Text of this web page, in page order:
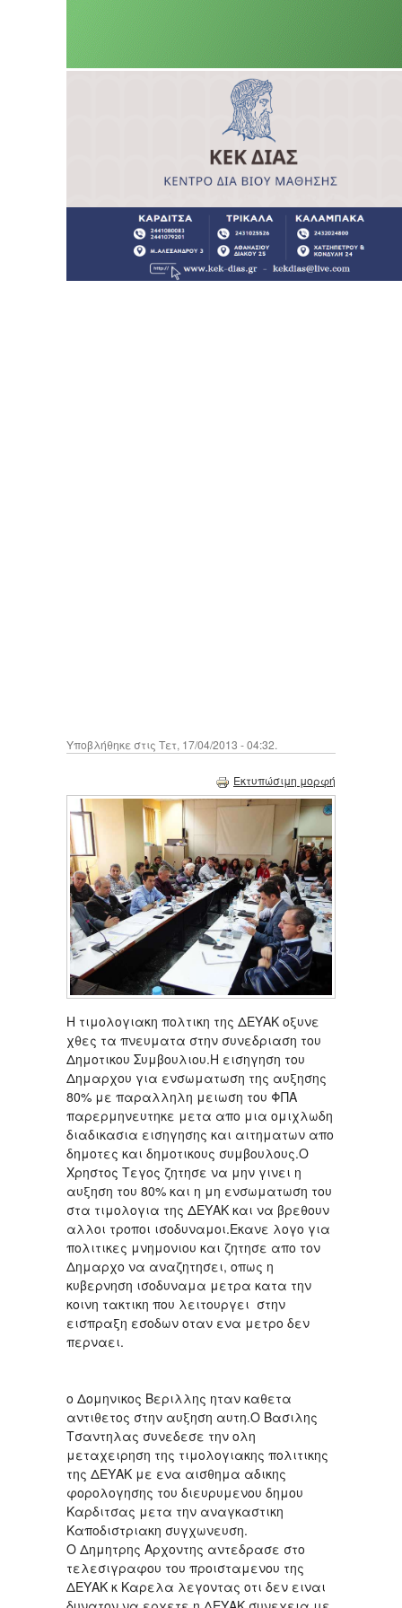
Υποβλήθηκε στις Τετ, 17/04/2013 - 04:32.
Εκτυπώσιμη μορφή
Η τιμολογιακη πολτικη της ΔΕΥΑΚ οξυνε
χθες τα πνευματα στην συνεδριαση του
Δημοτικου Συμβουλιου.Η εισηγηση του
Δημαρχου για ενσωματωση της αυξησης
80% με παραλληλη μειωση του ΦΠΑ
παρερμηνευτηκε μετα απο μια ομιχλωδη
διαδικασια εισηγησης και αιτηματων απο
δημοτες και δημοτικους συμβουλους.Ο
Χρηστος Τεγος ζητησε να μην γινει η
αυξηση του 80% και η μη ενσωματωση του
στα τιμολογια της ΔΕΥΑΚ και να βρεθουν
αλλοι τροποι ισοδυναμοι.Εκανε λογο για
πολιτικες μνημονιου και ζητησε απο τον
Δημαρχο να αναζητησει, οπως η
κυβερνηση ισοδυναμα μετρα κατα την
κοινη τακτικη που λειτουργει στην
εισπραξη εσοδων οταν ενα μετρο δεν
περναει.
ο Δομηνικος Βεριλλης ηταν καθετα
αντιθετος στην αυξηση αυτη.Ο Βασιλης
Τσαντηλας συνεδεσε την ολη
μεταχειρηση της τιμολογιακης πολιτικης
της ΔΕΥΑΚ με ενα αισθημα αδικης
φορολογησης του διευρυμενου δημου
Καρδιτσας μετα την αναγκαστικη
Καποδιστριακη συγχωνευση.
Ο Δημητρης Αρχοντης αντεδρασε στο
τελεσιγραφου του προισταμενου της
ΔΕΥΑΚ κ Καρελα λεγοντας οτι δεν ειναι